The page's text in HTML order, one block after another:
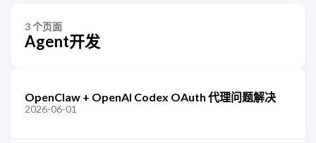
3 个页面
Agent开发
OpenClaw + OpenAI Codex OAuth 代理问题解决
2026-06-01